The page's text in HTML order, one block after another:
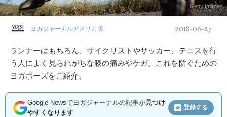
Getty Images
ヨガジャーナルアメリカ版 2018-06-27
ランナーはもちろん、サイクリストやサッカー、テニスを行
う人によく見られがちな膝の痛みやケガ。これを防ぐための
ヨガポーズをご紹介。
Google Newsでヨガジャーナルの記事が見つけ
やすくなります
登録する